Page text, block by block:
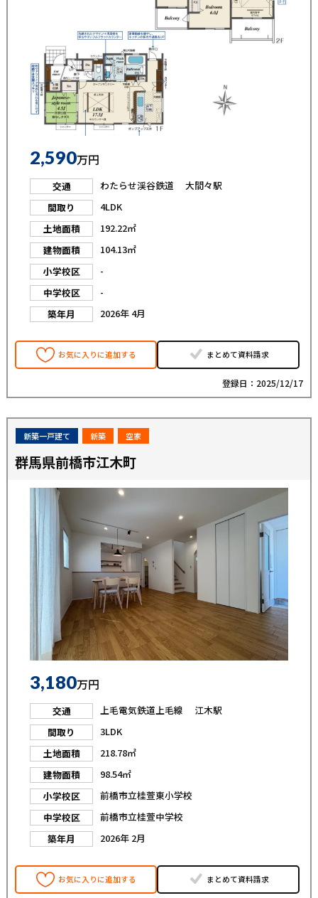
2,590万円
交通
わたらせ渓谷鉄道 大間々駅
間取り
4LDK
土地面積
192.22㎡
建物面積
104.13㎡
小学校区
-
中学校区
-
築年月
2026年 4月
お気に入りに追加する まとめて資料請求
登録日：2025/12/17
新築一戸建て 新築 空家
群馬県前橋市江木町
3,180万円
交通
上毛電気鉄道上毛線 江木駅
間取り
3LDK
土地面積
218.78㎡
建物面積
98.54㎡
小学校区
前橋市立桂萱東小学校
中学校区
前橋市立桂萱中学校
築年月
2026年 2月
お気に入りに追加する まとめて資料請求